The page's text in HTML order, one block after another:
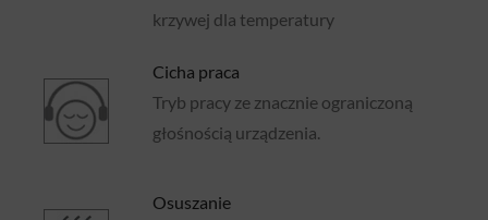
krzywej dla temperatury
Cicha praca
Tryb pracy ze znacznie ograniczoną
głośnością urządzenia.
Osuszanie